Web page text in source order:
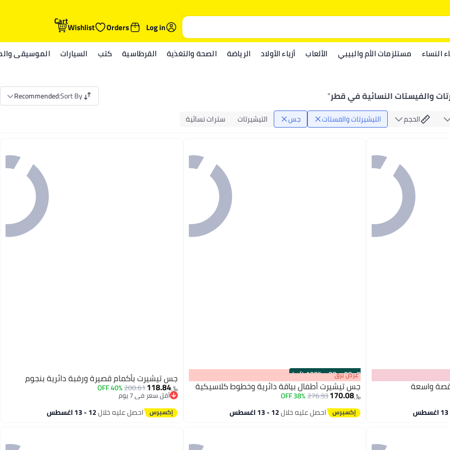
Log in
Orders
Wishlist
Cart
النساء مستلزمات الأم والبيبي الألعاب أزياء الأولاد الرياضة الصحة والتغذية القرطاسية كتب السيارات الموسيقى
والفيستات النسائية في قطر"
Sort By
:
Recommended
الحجم التيشيرتات والفستات جس التيشيرتات سترات نسائية
واسعة
00m:00s
·
100% Left عرض برق
جس تيشيرت أطفال بياقة دائرية وخطوط كلاسيكية
﷼‏170.08
276.93
38% OFF
احصل عليه خلال12 - 13 اغسطس
جس تيشيرت بأكمام قصيرة ورقبة دائرية بنجوم
﷼‏118.84
200.61
40% OFF
أقل سعر في 7 يوم
أقل سعر في 7 يوم
احصل عليه خلال12 - 13 اغسطس